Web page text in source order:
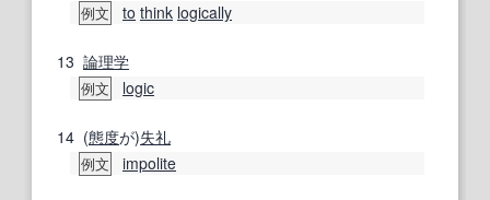
例文 to think logically
13 論理学
例文 logic
14 (態度が)失礼
例文 impolite